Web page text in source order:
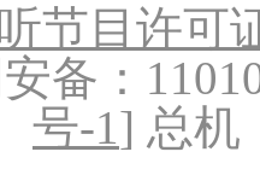
节目许可
备：
号-1] 总机